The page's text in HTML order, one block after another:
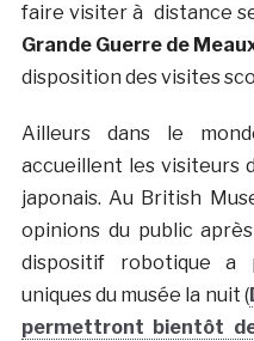
faire visiter à distance
Grande Guerre de
disposition des visites
Ailleurs dans le
accueillent les visiteurs
japonais. Au British
opinions du public
dispositif robotique a
uniques du musée la nuit (
permettront bientôt